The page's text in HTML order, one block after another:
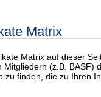
Matrix
Matrix auf dieser
Mitgliedern (z.B. BASF)
zu finden, die zu Ihren